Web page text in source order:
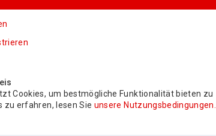
Cookies, um bestmögliche Funktionalität bieten zu
zu erfahren, lesen Sie unsere Nutzungsbedingungen.